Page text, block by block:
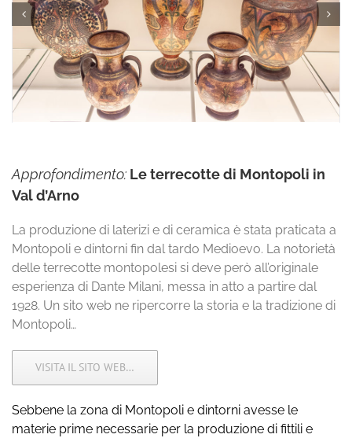
Approfondimento: Le terrecotte di Montopoli in
Val d’Arno
La produzione di laterizi e di ceramica è stata praticata a
Montopoli e dintorni fin dal tardo Medioevo. La notorietà
delle terrecotte montopolesi si deve però all’originale
esperienza di Dante Milani, messa in atto a partire dal
1928. Un sito web ne ripercorre la storia e la tradizione di
Montopoli…
VISITA IL SITO WEB…
Sebbene la zona di Montopoli e dintorni avesse le
materie prime necessarie per la produzione di fittili e